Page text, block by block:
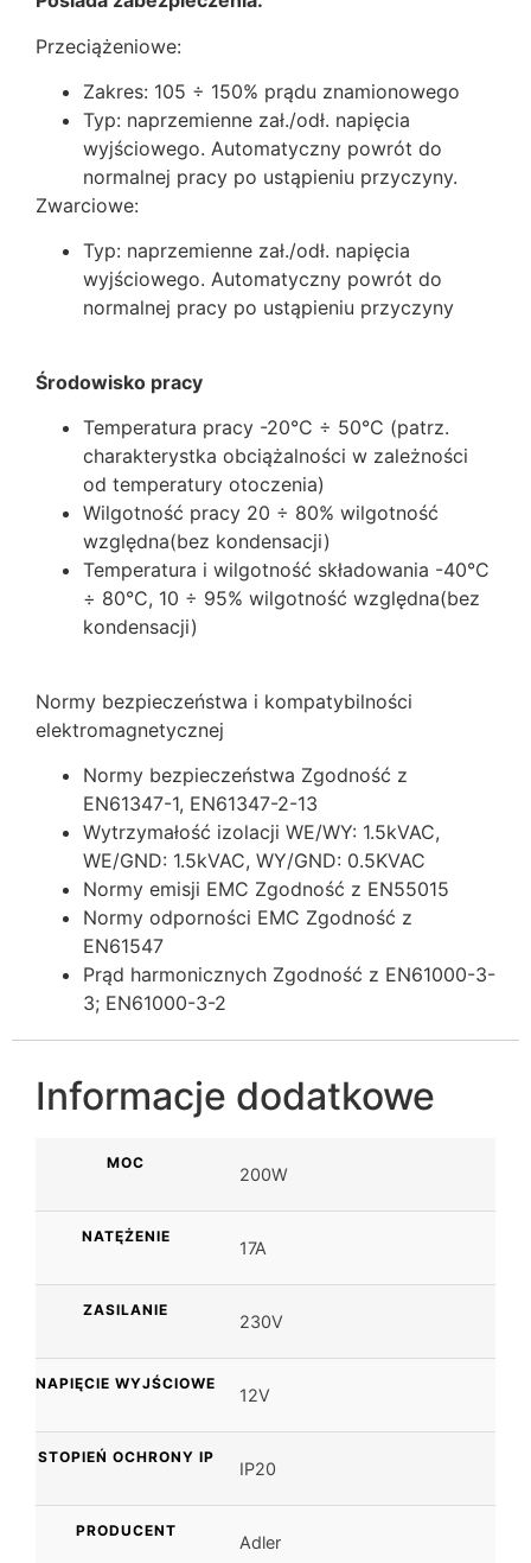
Przeciążeniowe:
Zakres: 105 ÷ 150% prądu znamionowego
Typ: naprzemienne zał./odł. napięcia
wyjściowego. Automatyczny powrót do
normalnej pracy po ustąpieniu przyczyny.
Zwarciowe:
Typ: naprzemienne zał./odł. napięcia
wyjściowego. Automatyczny powrót do
normalnej pracy po ustąpieniu przyczyny
Środowisko pracy
Temperatura pracy -20°C ÷ 50°C (patrz.
charakterystka obciążalności w zależności
od temperatury otoczenia)
Wilgotność pracy 20 ÷ 80% wilgotność
względna(bez kondensacji)
Temperatura i wilgotność składowania -40°C
÷ 80°C, 10 ÷ 95% wilgotność względna(bez
kondensacji)
Normy bezpieczeństwa i kompatybilności
elektromagnetycznej
Normy bezpieczeństwa Zgodność z
EN61347-1, EN61347-2-13
Wytrzymałość izolacji WE/WY: 1.5kVAC,
WE/GND: 1.5kVAC, WY/GND: 0.5KVAC
Normy emisji EMC Zgodność z EN55015
Normy odporności EMC Zgodność z
EN61547
Prąd harmonicznych Zgodność z EN61000-3-
3; EN61000-3-2
Informacje dodatkowe
MOC
200W
NATĘŻENIE
17A
ZASILANIE
230V
NAPIĘCIE WYJŚCIOWE
12V
STOPIEŃ OCHRONY IP
IP20
PRODUCENT
Adler